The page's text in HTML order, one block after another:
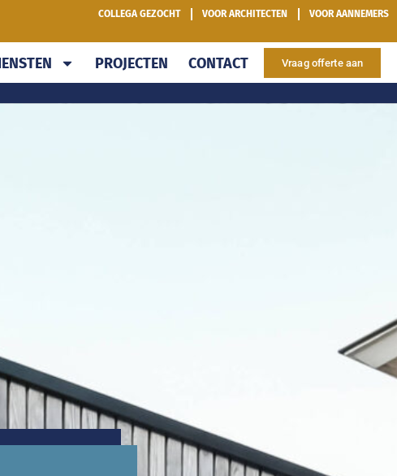
COLLEGA GEZOCHT VOOR ARCHITECTEN VOOR AANNEMERS
PROJECTEN CONTACT Vraag offerte aan